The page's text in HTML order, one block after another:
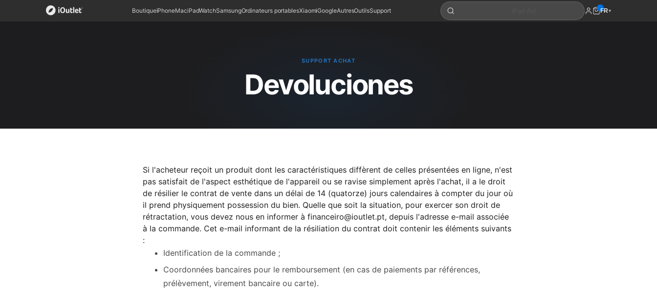
BoutiqueiPhoneMaciPadWatchSamsungOrdinateurs portablesXiaomiGoogleAutresOutilsSupport FR▾
SUPPORT ACHAT
Devoluciones
Si l'acheteur reçoit un produit dont les caractéristiques diffèrent de celles présentées en ligne, n'est
pas satisfait de l'aspect esthétique de l'appareil ou se ravise simplement après l'achat, il a le droit
de résilier le contrat de vente dans un délai de 14 (quatorze) jours calendaires à compter du jour où
il prend physiquement possession du bien. Quelle que soit la situation, pour exercer son droit de
rétractation, vous devez nous en informer à financeiro@ioutlet.pt, depuis l'adresse e-mail associée
à la commande. Cet e-mail informant de la résiliation du contrat doit contenir les éléments suivants
:
Identification de la commande ;
Coordonnées bancaires pour le remboursement (en cas de paiements par références,
prélèvement, virement bancaire ou carte).